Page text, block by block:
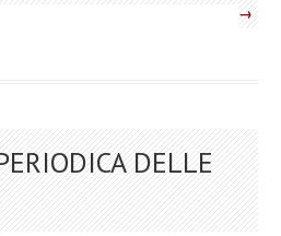
→
DELLE